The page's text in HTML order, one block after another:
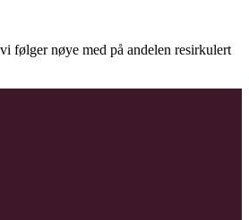
følger nøye med på andelen resirkulert